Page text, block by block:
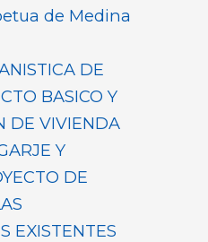
de Medina
DE
BASICO Y
DE VIVIENDA
Y
DE
EXISTENTES